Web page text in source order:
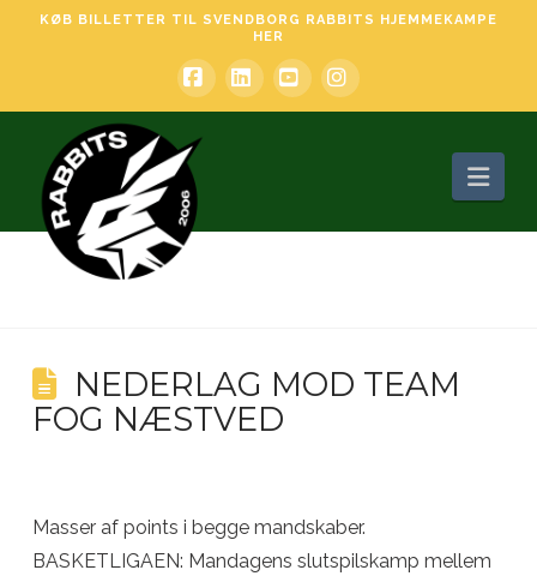
KØB BILLETTER TIL SVENDBORG RABBITS HJEMMEKAMPE
HER
Facebook
LinkedInYouTubeInstagram
NEDERLAG MOD TEAM
FOG NÆSTVED
Masser af points i begge mandskaber.
BASKETLIGAEN: Mandagens slutspilskamp mellem